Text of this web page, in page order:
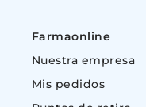
Farmaonline
Nuestra empresa
Mis pedidos